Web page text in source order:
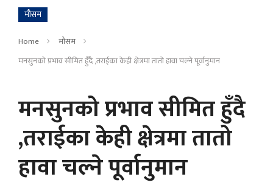
माैसम
Home
माैसम
मनसुनको प्रभाव सीमित हुॅंदै ,तराईका केही क्षेत्रमा तातो हावा चल्ने पूर्वानुमान
मनसुनको प्रभाव सीमित हुॅंदै
,तराईका केही क्षेत्रमा तातो
हावा चल्ने पूर्वानुमान